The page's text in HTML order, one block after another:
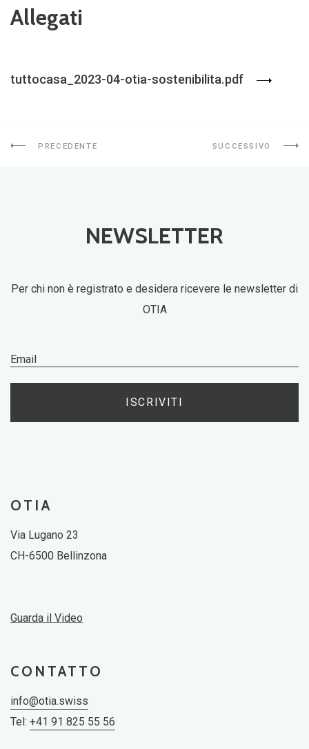
Allegati
tuttocasa_2023-04-otia-sostenibilita.pdf
PRECEDENTE SUCCESSIVO
NEWSLETTER
Per chi non è registrato e desidera ricevere le newsletter di
OTIA
ISCRIVITI
OTIA
Via Lugano 23
CH-6500 Bellinzona
Guarda il Video
CONTATTO
info@otia.swiss
Tel: +41 91 825 55 56